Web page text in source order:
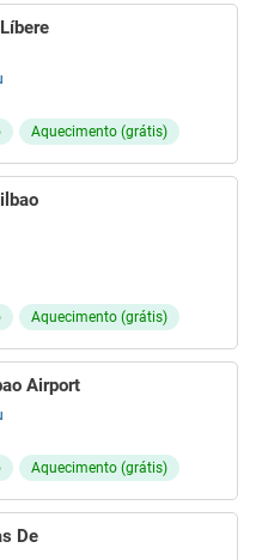
Aquecimento (grátis)
Aquecimento (grátis)
Airport
Aquecimento (grátis)
De